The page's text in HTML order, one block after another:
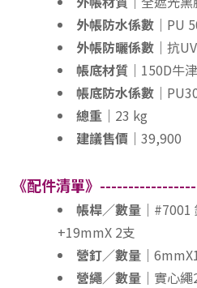
外帳防水係數｜ PU
外帳防曬係數｜ 抗
帳底材質｜ 150D牛
帳底防水係數｜
總重｜ 23 kg
建議售價｜ 39,900
《配件清單》
帳桿∕數量｜ #7001
+19mmX 2支
營釘∕數量｜
營繩∕數量｜ 實心